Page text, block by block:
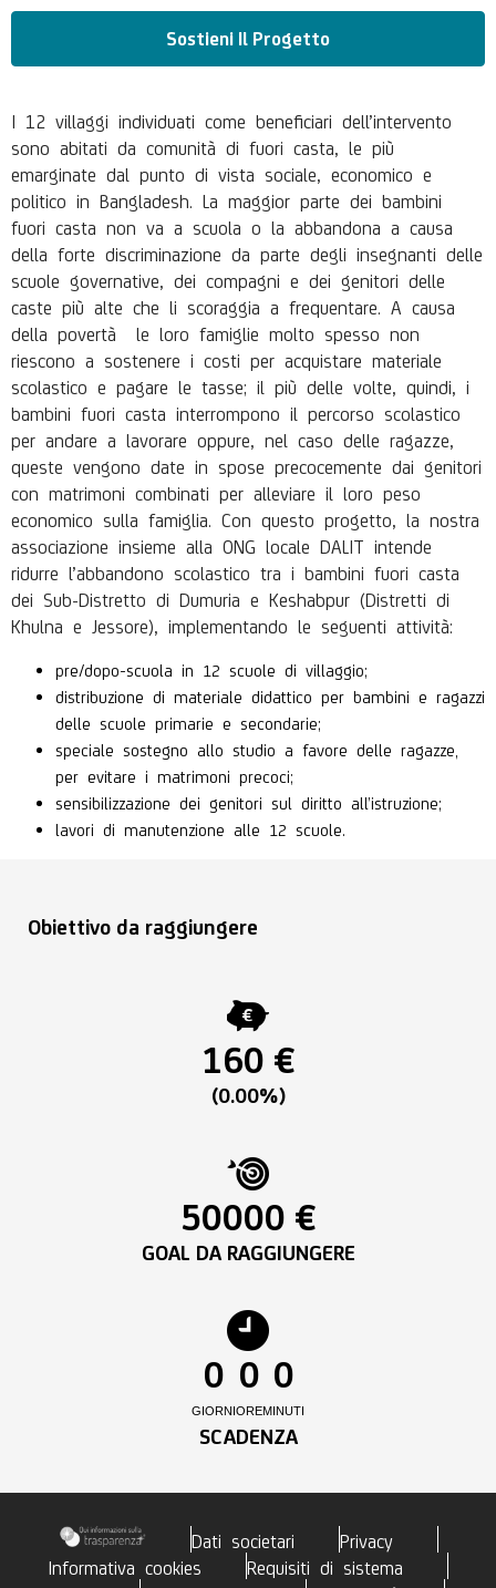
Sostieni Il Progetto
I 12 villaggi individuati come beneficiari dell’intervento
sono abitati da comunità di fuori casta, le più
emarginate dal punto di vista sociale, economico e
politico in Bangladesh. La maggior parte dei bambini
fuori casta non va a scuola o la abbandona a causa
della forte discriminazione da parte degli insegnanti delle
scuole governative, dei compagni e dei genitori delle
caste più alte che li scoraggia a frequentare. A causa
della povertà le loro famiglie molto spesso non
riescono a sostenere i costi per acquistare materiale
scolastico e pagare le tasse; il più delle volte, quindi, i
bambini fuori casta interrompono il percorso scolastico
per andare a lavorare oppure, nel caso delle ragazze,
queste vengono date in spose precocemente dai genitori
con matrimoni combinati per alleviare il loro peso
economico sulla famiglia. Con questo progetto, la nostra
associazione insieme alla ONG locale DALIT intende
ridurre l’abbandono scolastico tra i bambini fuori casta
dei Sub-Distretto di Dumuria e Keshabpur (Distretti di
Khulna e Jessore), implementando le seguenti attività:
pre/dopo-scuola in 12 scuole di villaggio;
distribuzione di materiale didattico per bambini e ragazzi
delle scuole primarie e secondarie;
speciale sostegno allo studio a favore delle ragazze,
per evitare i matrimoni precoci;
sensibilizzazione dei genitori sul diritto all’istruzione;
lavori di manutenzione alle 12 scuole.
Obiettivo da raggiungere
160 €
(0.00%)
50000 €
GOAL DA RAGGIUNGERE
0
GIORNI
0
ORE
0
MINUTI
SCADENZA
Dati societari
Privacy
Informativa cookies
Requisiti di sistema